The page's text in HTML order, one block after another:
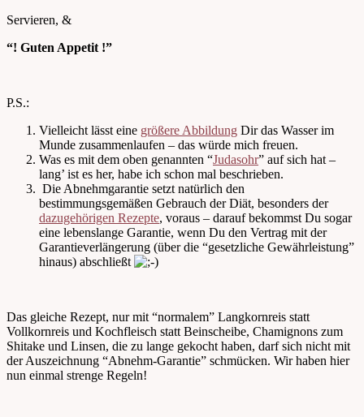
Servieren, &
“! Guten Appetit !”
P.S.:
Vielleicht lässt eine größere Abbildung Dir das Wasser im
Munde zusammenlaufen – das würde mich freuen.
Was es mit dem oben genannten “Judasohr” auf sich hat –
lang’ ist es her, habe ich schon mal beschrieben.
Die Abnehmgarantie setzt natürlich den
bestimmungsgemäßen Gebrauch der Diät, besonders der
dazugehörigen Rezepte, voraus – darauf bekommst Du sogar
eine lebenslange Garantie, wenn Du den Vertrag mit der
Garantieverlängerung (über die “gesetzliche Gewährleistung”
hinaus) abschließt
Das gleiche Rezept, nur mit “normalem” Langkornreis statt
Vollkornreis und Kochfleisch statt Beinscheibe, Chamignons zum
Shitake und Linsen, die zu lange gekocht haben, darf sich nicht mit
der Auszeichnung “Abnehm-Garantie” schmücken. Wir haben hier
nun einmal strenge Regeln!